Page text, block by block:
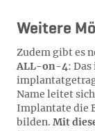
Weitere
Zudem gibt es
ALL-on-4:
Name leitet
Implantate die
bilden. Mit